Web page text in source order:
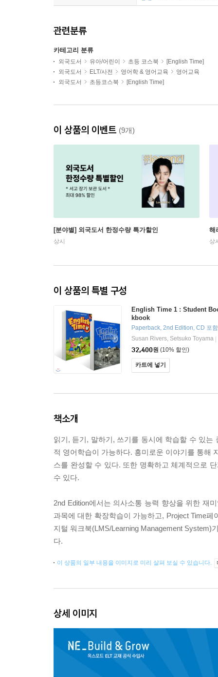
관련분류
카테고리 분류
외국도서 유아/어린이 초등 코스북
[English Time]
외국도서
ELT/사전 영어학 & 영어교육
영어교육
외국도서
초등코스북 [English Time]
이 상품의 이벤트 (9개)
[분야별] 외국도서 한정수량 특가할인
상시
해
상
이 상품의 특별 구성
English Time 1 : Student
kbook
Paperback, 2nd Edition, CD 포함
Susan Rivers, Setsuko Toyama
32,400원 (10% 할인)
카트에 넣기
책소개
읽기, 듣기, 말하기, 쓰기를 동시에 학습할 수 있
적 영어학습이 가능하다. 흥미로운 이야기를 통해
스를 완성할 수 있다. 또한 명확하고 체계적으로
수 있다.
2nd Edition에서는 의사소통 능력 향상을 위한 재
과목에 대한 확장학습이 가능하고, Project Time
지털 워크북(LMS/Learning Management
다.
이 상품의 일부 내용을 이미지로 미리 살펴 보실 수 있습니다.
상세 이미지